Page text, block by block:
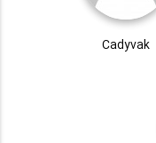
Cadyvak